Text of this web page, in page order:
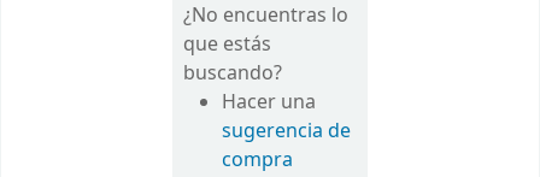
¿No encuentras lo
que estás
buscando?
Hacer una
sugerencia de
compra